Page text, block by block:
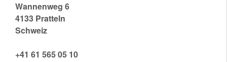
Wannenweg 6
4133 Pratteln
Schweiz
+41 61 565 05 10